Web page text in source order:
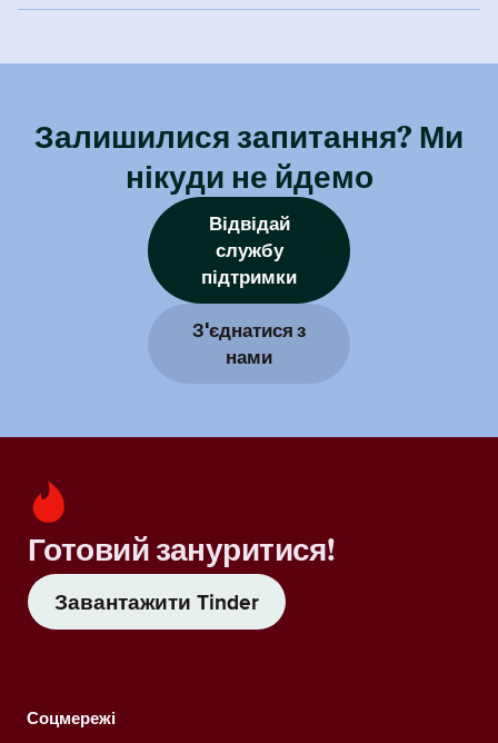
Залишилися запитання? Ми
нікуди не йдемо
Відвідай
службу
підтримки
З'єднатися з
нами
Готовий зануритися!
Завантажити Tinder
Соцмережі